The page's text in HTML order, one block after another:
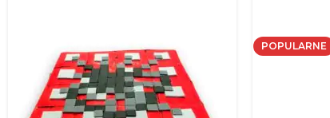
POPULARNE